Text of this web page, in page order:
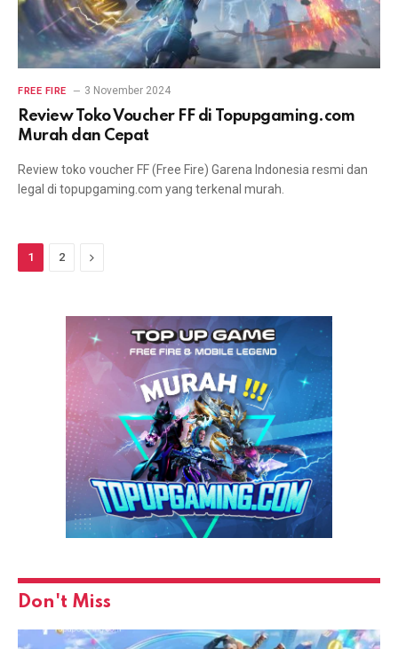
FREE FIRE 3 November 2024
Review Toko Voucher FF di Topupgaming.com
Murah dan Cepat
Review toko voucher FF (Free Fire) Garena Indonesia resmi dan
legal di topupgaming.com yang terkenal murah.
1 2 Next
Don't Miss